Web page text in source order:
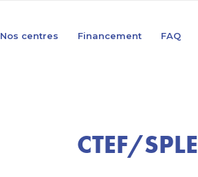
Nos centres Financement FAQ
CTEF/SPLE